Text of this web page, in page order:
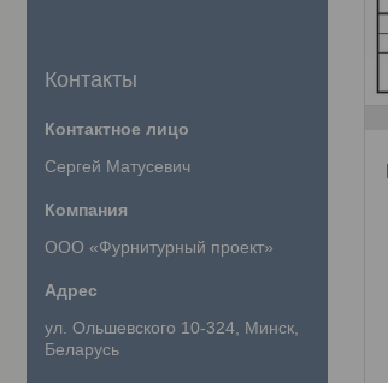
Контакты
Сергей Матусевич
ООО «Фурнитурный проект»
ул. Ольшевского 10-324, Минск,
Беларусь